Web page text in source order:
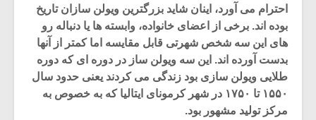
احترام می آورد، اینان شاید بزرگترین ویولن سازان تاریخ
بوده اند. برخی از اعضای خانواده، وابسته ها یا دنباله رو
های این سه شخص شهرتی قابل مقایسه اما کمتر از آنها
بدست آورده اند. این سه ویولن ساز در دوره ای که دوره
طلایی ویولن سازی بود زندگی می کردند یعنی حدود سال
۱۵۵۰ تا ۱۷۵۰ در شهر کرمونای ایتالیا که به خصوص به
مرکز تولید مشهور بود.